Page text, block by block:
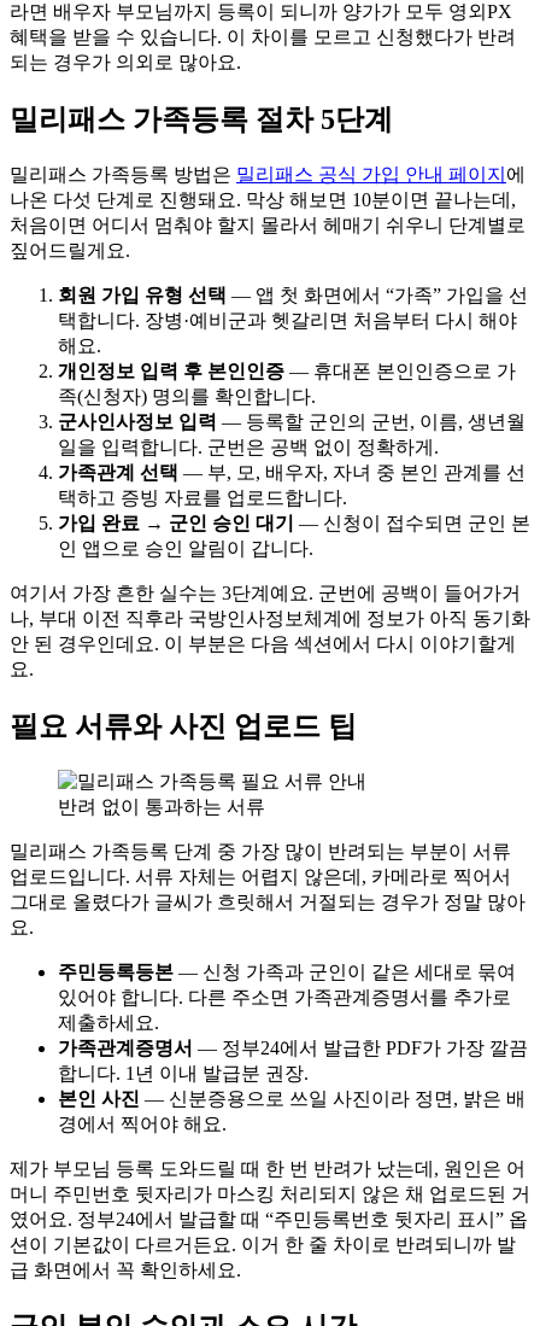
라면 배우자 부모님까지 등록이 되니까 양가가 모두 영외PX
혜택을 받을 수 있습니다. 이 차이를 모르고 신청했다가 반려
되는 경우가 의외로 많아요.
밀리패스 가족등록 절차 5단계
밀리패스 가족등록 방법은 밀리패스 공식 가입 안내 페이지 에
나온 다섯 단계로 진행돼요. 막상 해보면 10분이면 끝나는데,
처음이면 어디서 멈춰야 할지 몰라서 헤매기 쉬우니 단계별로
짚어드릴게요.
회원 가입 유형 선택 — 앱 첫 화면에서 “가족” 가입을 선
택합니다. 장병·예비군과 헷갈리면 처음부터 다시 해야
해요.
개인정보 입력 후 본인인증 — 휴대폰 본인인증으로 가
족(신청자) 명의를 확인합니다.
군사인사정보 입력 — 등록할 군인의 군번, 이름, 생년월
일을 입력합니다. 군번은 공백 없이 정확하게.
가족관계 선택 — 부, 모, 배우자, 자녀 중 본인 관계를 선
택하고 증빙 자료를 업로드합니다.
가입 완료 → 군인 승인 대기 — 신청이 접수되면 군인 본
인 앱으로 승인 알림이 갑니다.
여기서 가장 흔한 실수는 3단계예요. 군번에 공백이 들어가거
나, 부대 이전 직후라 국방인사정보체계에 정보가 아직 동기화
안 된 경우인데요. 이 부분은 다음 섹션에서 다시 이야기할게
요.
필요 서류와 사진 업로드 팁
반려 없이 통과하는 서류
밀리패스 가족등록 단계 중 가장 많이 반려되는 부분이 서류
업로드입니다. 서류 자체는 어렵지 않은데, 카메라로 찍어서
그대로 올렸다가 글씨가 흐릿해서 거절되는 경우가 정말 많아
요.
주민등록등본 — 신청 가족과 군인이 같은 세대로 묶여
있어야 합니다. 다른 주소면 가족관계증명서를 추가로
제출하세요.
가족관계증명서 — 정부24에서 발급한 PDF가 가장 깔끔
합니다. 1년 이내 발급분 권장.
본인 사진 — 신분증용으로 쓰일 사진이라 정면, 밝은 배
경에서 찍어야 해요.
제가 부모님 등록 도와드릴 때 한 번 반려가 났는데, 원인은 어
머니 주민번호 뒷자리가 마스킹 처리되지 않은 채 업로드된 거
였어요. 정부24에서 발급할 때 “주민등록번호 뒷자리 표시” 옵
션이 기본값이 다르거든요. 이거 한 줄 차이로 반려되니까 발
급 화면에서 꼭 확인하세요.